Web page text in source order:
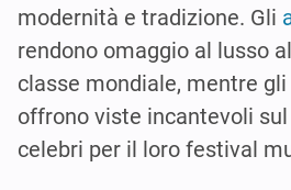
modernità e tradizione. Gli
rendono omaggio al lusso
classe mondiale, mentre gli
offrono viste incantevoli sul
celebri per il loro festival